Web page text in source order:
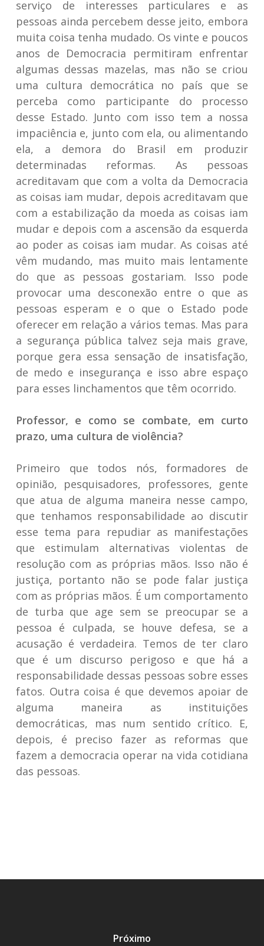
serviço de interesses particulares e as
pessoas ainda percebem desse jeito, embora
muita coisa tenha mudado. Os vinte e poucos
anos de Democracia permitiram enfrentar
algumas dessas mazelas, mas não se criou
uma cultura democrática no país que se
perceba como participante do processo
desse Estado. Junto com isso tem a nossa
impaciência e, junto com ela, ou alimentando
ela, a demora do Brasil em produzir
determinadas reformas. As pessoas
acreditavam que com a volta da Democracia
as coisas iam mudar, depois acreditavam que
com a estabilização da moeda as coisas iam
mudar e depois com a ascensão da esquerda
ao poder as coisas iam mudar. As coisas até
vêm mudando, mas muito mais lentamente
do que as pessoas gostariam. Isso pode
provocar uma desconexão entre o que as
pessoas esperam e o que o Estado pode
oferecer em relação a vários temas. Mas para
a segurança pública talvez seja mais grave,
porque gera essa sensação de insatisfação,
de medo e insegurança e isso abre espaço
para esses linchamentos que têm ocorrido.
Professor, e como se combate, em curto
prazo, uma cultura de violência?
Primeiro que todos nós, formadores de
opinião, pesquisadores, professores, gente
que atua de alguma maneira nesse campo,
que tenhamos responsabilidade ao discutir
esse tema para repudiar as manifestações
que estimulam alternativas violentas de
resolução com as próprias mãos. Isso não é
justiça, portanto não se pode falar justiça
com as próprias mãos. É um comportamento
de turba que age sem se preocupar se a
pessoa é culpada, se houve defesa, se a
acusação é verdadeira. Temos de ter claro
que é um discurso perigoso e que há a
responsabilidade dessas pessoas sobre esses
fatos. Outra coisa é que devemos apoiar de
alguma maneira as instituições
democráticas, mas num sentido crítico. E,
depois, é preciso fazer as reformas que
fazem a democracia operar na vida cotidiana
das pessoas.
Próximo